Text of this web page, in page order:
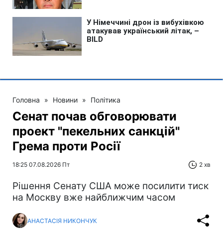
Головна » Новини » Політика
Сенат почав обговорювати
проект "пекельних санкцій"
Грема проти Росії
18:25 07.08.2026 Пт 2 хв
Рішення Сенату США може посилити тиск
на Москву вже найближчим часом
АНАСТАСІЯ НИКОНЧУК